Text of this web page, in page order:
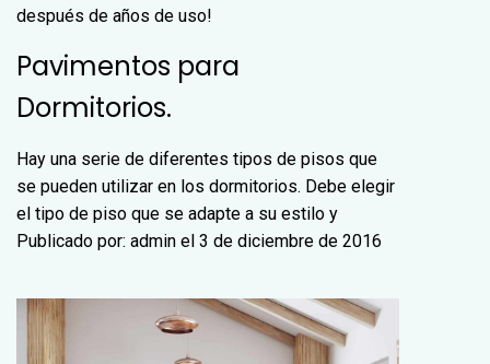
después de años de uso!
Pavimentos para
Dormitorios.
Hay una serie de diferentes tipos de pisos que
se pueden utilizar en los dormitorios. Debe elegir
el tipo de piso que se adapte a su estilo y
Publicado por: admin el 3 de diciembre de 2016